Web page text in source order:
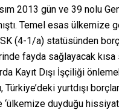
2013 gün ve 39 nolu
Temel esas ülkemize
(4-1/a) statüsünden
fayda sağlayacak
Kayıt Dışı İşçiliği
yurtdışı
duyduğu